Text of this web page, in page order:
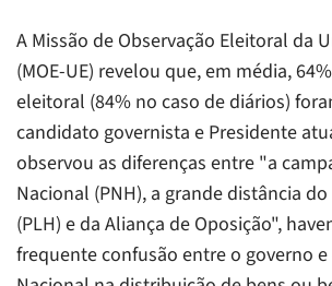
A Missão de Observação Eleitoral da
(MOE-UE) revelou que, em média,
eleitoral (84% no caso de diários)
candidato governista e Presidente
observou as diferenças entre "a
Nacional (PNH), a grande distância
(PLH) e da Aliança de Oposição",
frequente confusão entre o governo